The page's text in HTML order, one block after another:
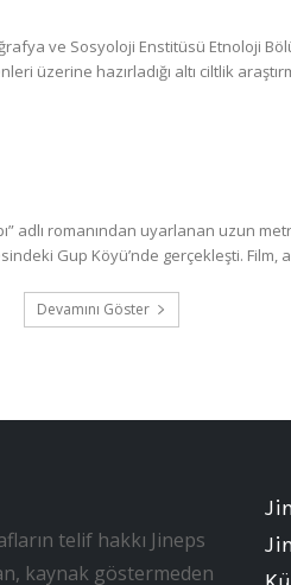
ve Sosyoloji Enstitüsü Etnoloji
üzerine hazırladığı altı ciltlik
adlı romanından uyarlanan uzun
Gup Köyü’nde gerçekleşti. Film,
Devamını Göster
telif hakkı Jineps
kaynak göstermeden